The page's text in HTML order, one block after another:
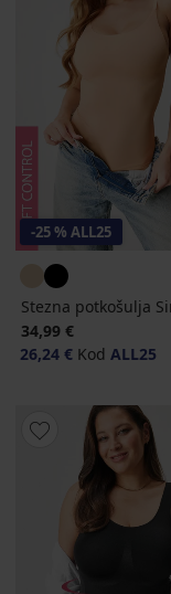
-25 % ALL25
Stezna potkošulja
34,99 €
26,24 € Kod ALL25